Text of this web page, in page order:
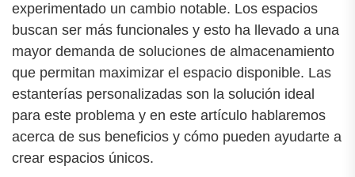
experimentado un cambio notable. Los espacios
buscan ser más funcionales y esto ha llevado a una
mayor demanda de soluciones de almacenamiento
que permitan maximizar el espacio disponible. Las
estanterías personalizadas son la solución ideal
para este problema y en este artículo hablaremos
acerca de sus beneficios y cómo pueden ayudarte a
crear espacios únicos.